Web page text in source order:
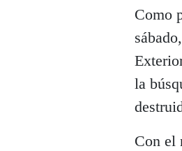
Como
la
Con el